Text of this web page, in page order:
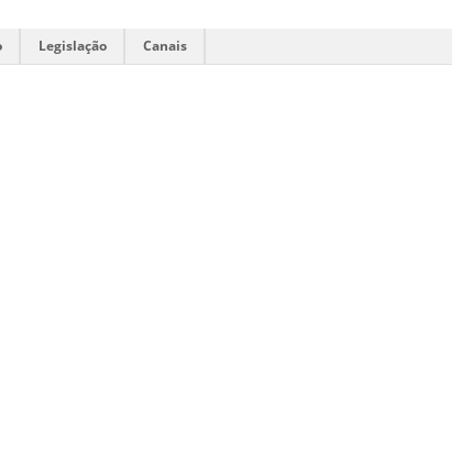
Legislação Canais